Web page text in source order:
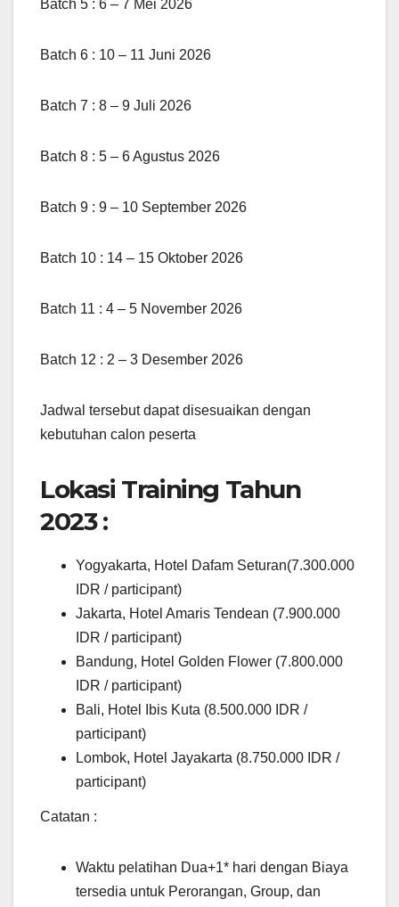
Batch 5 : 6 – 7 Mei 2026
Batch 6 : 10 – 11 Juni 2026
Batch 7 : 8 – 9 Juli 2026
Batch 8 : 5 – 6 Agustus 2026
Batch 9 : 9 – 10 September 2026
Batch 10 : 14 – 15 Oktober 2026
Batch 11 : 4 – 5 November 2026
Batch 12 : 2 – 3 Desember 2026
Jadwal tersebut dapat disesuaikan dengan
kebutuhan calon peserta
Lokasi Training Tahun
2023 :
Yogyakarta, Hotel Dafam Seturan(7.300.000
IDR / participant)
Jakarta, Hotel Amaris Tendean (7.900.000
IDR / participant)
Bandung, Hotel Golden Flower (7.800.000
IDR / participant)
Bali, Hotel Ibis Kuta (8.500.000 IDR /
participant)
Lombok, Hotel Jayakarta (8.750.000 IDR /
participant)
Catatan :
Waktu pelatihan Dua+1* hari dengan Biaya
tersedia untuk Perorangan, Group, dan